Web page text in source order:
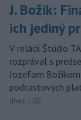
J. Božik:
ich jediný
V relácii Štúdio
rozprával s
Jozefom
podcastových
dnes 7:00